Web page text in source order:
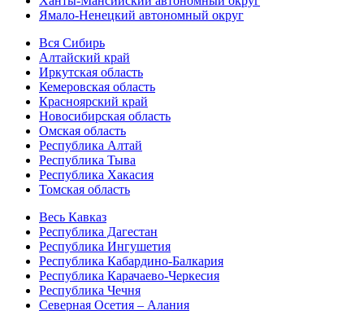
Ямало-Ненецкий автономный округ
Вся Сибирь
Алтайский край
Иркутская область
Кемеровская область
Красноярский край
Новосибирская область
Омская область
Республика Алтай
Республика Тыва
Республика Хакасия
Томская область
Весь Кавказ
Республика Дагестан
Республика Ингушетия
Республика Кабардино-Балкария
Республика Карачаево-Черкесия
Республика Чечня
Северная Осетия – Алания